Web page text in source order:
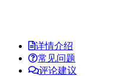
详情介绍
常见问题
评论建议